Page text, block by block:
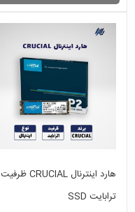
ترابایت SSD